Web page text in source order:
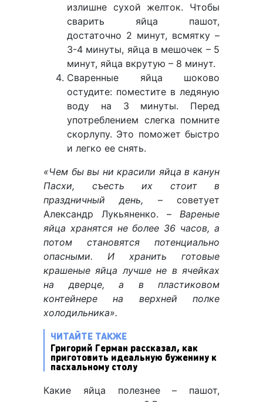
излишне сухой желток. Чтобы
сварить яйца пашот,
достаточно 2 минут, всмятку –
3-4 минуты, яйца в мешочек – 5
минут, яйца вкрутую – 8 минут.
Сваренные яйца шоково
остудите: поместите в ледяную
воду на 3 минуты. Перед
употреблением слегка помните
скорлупу. Это поможет быстро
и легко ее снять.
«Чем бы вы ни красили яйца в канун
Пасхи, съесть их стоит в
праздничный день, – советует
Александр Лукьяненко.
– Вареные
яйца хранятся не более 36 часов, а
потом становятся потенциально
опасными. И хранить готовые
крашеные яйца лучше не в ячейках
на дверце, а в пластиковом
контейнере на верхней полке
холодильника».
ЧИТАЙТЕ ТАКЖЕ
Григорий Герман рассказал, как
приготовить идеальную буженину к
пасхальному столу
Какие яйца полезнее – пашот,